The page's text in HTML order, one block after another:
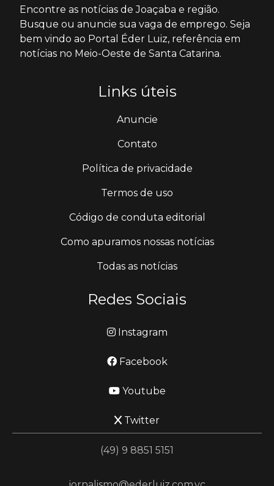
Encontre as notícias de Joaçaba e região.
Busque ou anuncie sua vaga de emprego. Seja
bem vindo ao Portal Éder Luiz, referência em
notícias no Meio-Oeste de Santa Catarina.
Links úteis
Anuncie
Contato
Política de privacidade
Termos de uso
Código de conduta editorial
Como apuramos nossas notícias
Todas as notícias
Redes Sociais
Instagram
Facebook
Youtube
Twitter
(49) 9 8851 5151